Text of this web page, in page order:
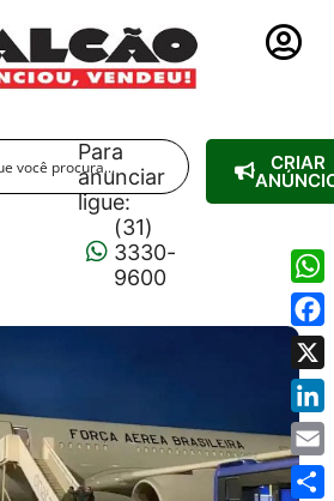
Para
anunciar
ligue:
(31)
3330-
9600
CRIAR
X